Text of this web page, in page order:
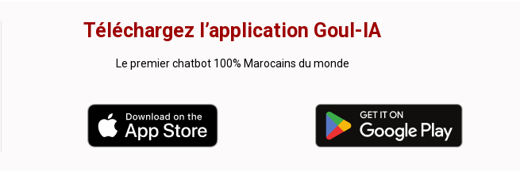
Téléchargez l’application Goul-IA
Le premier chatbot 100% Marocains du monde